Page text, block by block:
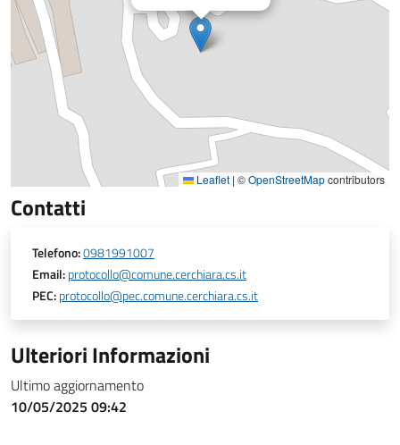
Leaflet | ©OpenStreetMapcontributors
Contatti
Telefono:0981991007
Email:protocollo@comune.cerchiara.cs.it
PEC:protocollo@pec.comune.cerchiara.cs.it
Ulteriori Informazioni
Ultimo aggiornamento
10/05/2025 09:42